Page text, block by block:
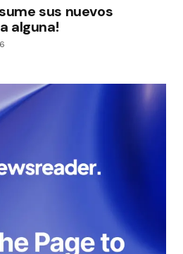
sus nuevos
alguna!